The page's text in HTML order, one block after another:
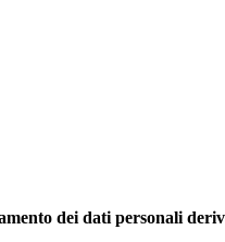
dei dati personali